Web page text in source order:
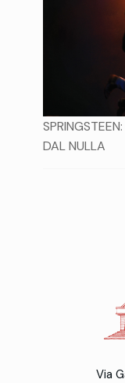
DAL NULLA
Via